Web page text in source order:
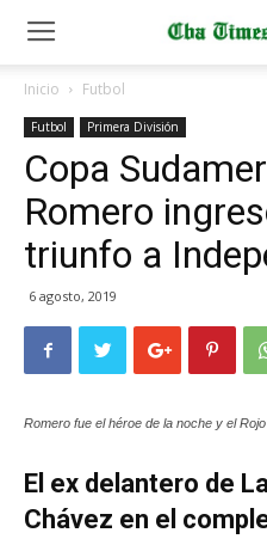
Inicio Futbol
Futbol Primera División
Copa
Romero
triunfo a
6 agosto, 2019
Romero fue el héroe de la noche y el
El ex delantero de
Chávez en el